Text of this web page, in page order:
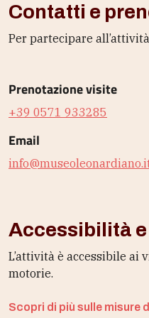
Contatti e
Per partecipare
Prenotazione visite
+39 0571 933285
Email
Accessibilità
L’attività è accessibile
motorie.
Scopri di più sulle misure